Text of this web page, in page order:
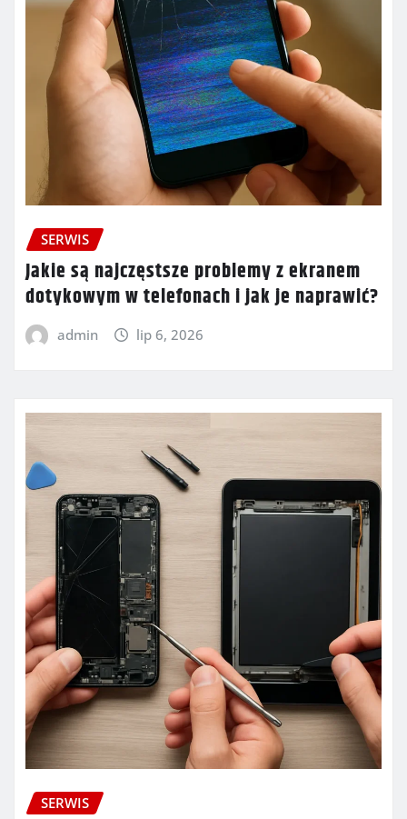
SERWIS
Jakie są najczęstsze problemy z ekranem
dotykowym w telefonach i jak je naprawić?
admin lip 6, 2026
SERWIS